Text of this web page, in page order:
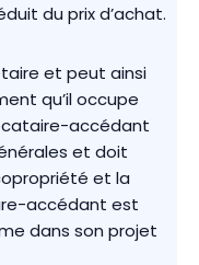
du prix d’achat.
et peut ainsi
qu’il occupe
accédant
et doit
et la
accédant est
dans son projet